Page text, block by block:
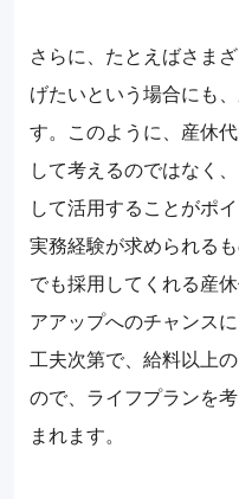
さらに、たとえばさま
げたいという場合にも
す。このように、産休
して考えるのではなく
して活用することがポ
実務経験が求められる
でも採用してくれる産
アアップへのチャンス
工夫次第で、給料以上
ので、ライフプランを
まれます。